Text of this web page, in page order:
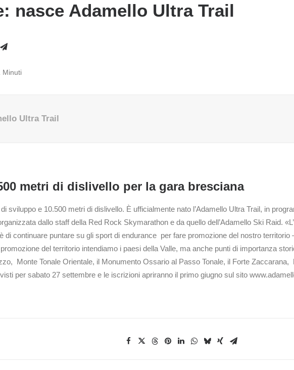
nasce Adamello Ultra Trail
Minuti
Ultra Trail
metri di dislivello per la gara bresciana
sviluppo e 10.500 metri di dislivello. È ufficialmente nato l’Adamello Ultra Trail, in
dallo staff della Red Rock Skymarathon e da quello dell’Adamello Ski Raid.
di continuare puntare su gli sport di endurance per fare promozione del nostro
del territorio intendiamo i paesi della Valle, ma anche punti di importanza
Monte Tonale Orientale, il Monumento Ossario al Passo Tonale, il Forte
per sabato 27 settembre e le iscrizioni apriranno il primo giugno sul sito